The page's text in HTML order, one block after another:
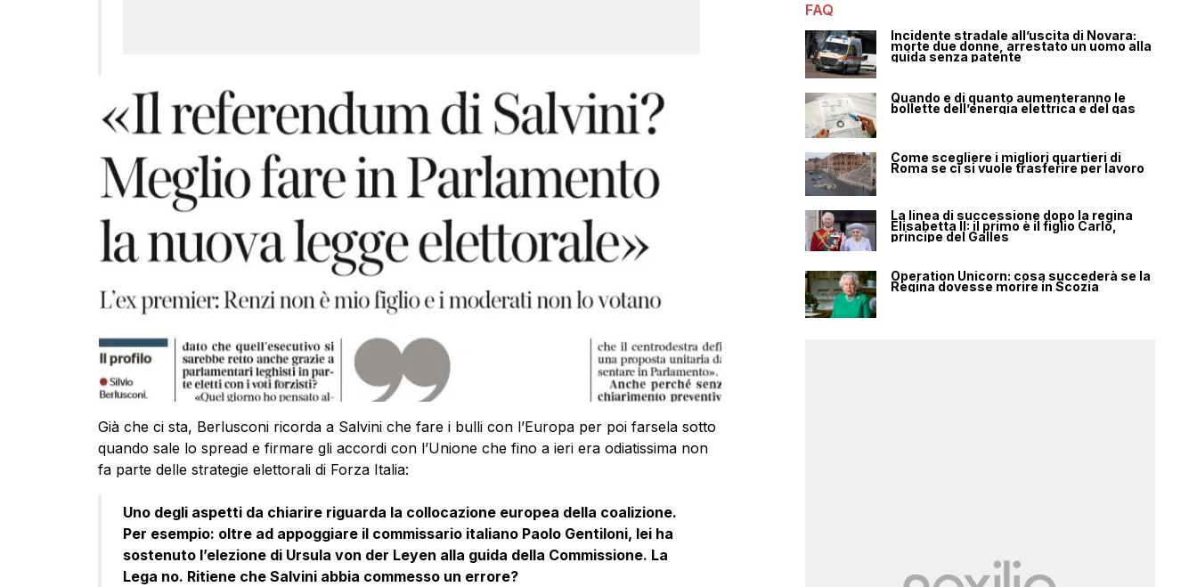
Già che ci sta, Berlusconi ricorda a Salvini che fare i bulli con l’Europa per poi farsela sotto
quando sale lo spread e firmare gli accordi con l’Unione che fino a ieri era odiatissima non
fa parte delle strategie elettorali di Forza Italia:
Uno degli aspetti da chiarire riguarda la collocazione europea della coalizione.
Per esempio: oltre ad appoggiare il commissario italiano Paolo Gentiloni, lei ha
sostenuto l’elezione di Ursula von der Leyen alla guida della Commissione. La
Lega no. Ritiene che Salvini abbia commesso un errore?
FAQ
Incidente stradale all’uscita di Novara:
morte due donne, arrestato un uomo alla
guida senza patente
Quando e di quanto aumenteranno le
bollette dell’energia elettrica e del gas
Come scegliere i migliori quartieri di
Roma se ci si vuole trasferire per lavoro
La linea di successione dopo la regina
Elisabetta II: il primo è il figlio Carlo,
principe del Galles
Operation Unicorn: cosa succederà se la
Regina dovesse morire in Scozia